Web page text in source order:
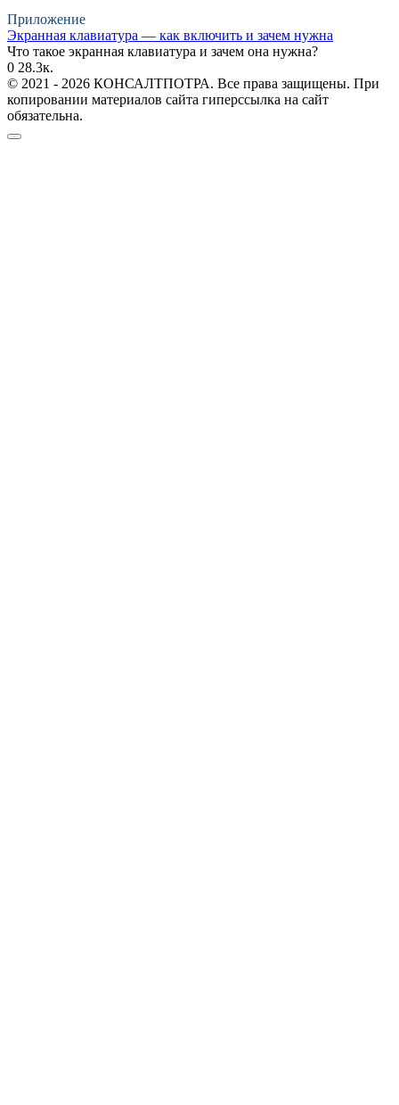
Приложение
Экранная клавиатура — как включить и зачем нужна
Что такое экранная клавиатура и зачем она нужна?
0 28.3к.
© 2021 - 2026 КОНСАЛТПОТРА. Все права защищены. При
копировании материалов сайта гиперссылка на сайт
обязательна.